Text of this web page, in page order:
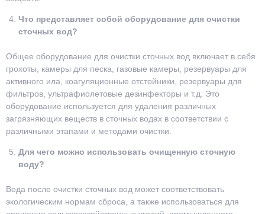
Что представляет собой оборудование для очистки
сточных вод?
Общее оборудование для очистки сточных вод включает в себя
грохоты, камеры для песка, газовые камеры, резервуары для
активного ила, коагуляционные отстойники, резервуары для
фильтров, ультрафиолетовые дезинфекторы и т.д. Это
оборудование используется для удаления различных
загрязняющих веществ в сточных водах в соответствии с
различными этапами и методами очистки.
Для чего можно использовать очищенную сточную
воду?
Вода после очистки сточных вод может соответствовать
экологическим нормам сброса, а также использоваться для